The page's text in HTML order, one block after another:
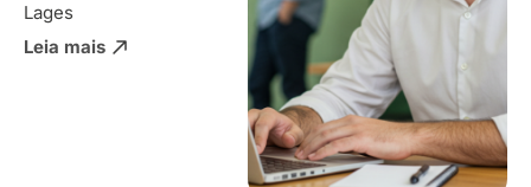
Lages
Leia mais